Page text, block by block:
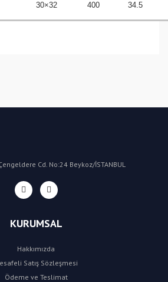
30×32 400 34.5
Cd. No:24 Beykoz/İSTANBUL
KURUMSAL
Hakkımızda
Satış Sözleşmesi
Ödeme ve Teslimat